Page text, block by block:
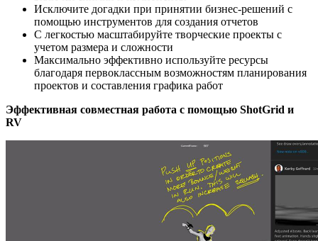
Исключите догадки при принятии бизнес-решений с
помощью инструментов для создания отчетов
С легкостью масштабируйте творческие проекты с
учетом размера и сложности
Максимально эффективно используйте ресурсы
благодаря первоклассным возможностям планирования
проектов и составления графика работ
Эффективная совместная работа с помощью ShotGrid и
RV